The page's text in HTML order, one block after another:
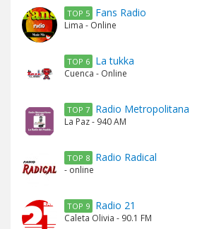
TOP 5 Fans Radio
Lima - Online
TOP 6 La tukka
Cuenca - Online
TOP 7 Radio Metropolitana
La Paz - 940 AM
TOP 8 Radio Radical
- online
TOP 9 Radio 21
Caleta Olivia - 90.1 FM